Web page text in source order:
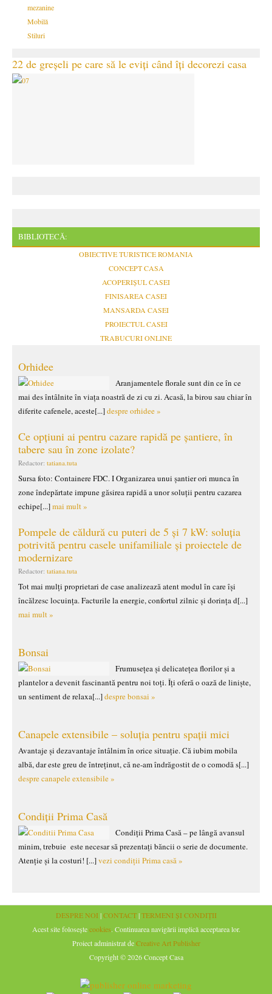
mezanine
Mobilă
Stiluri
22 de greșeli pe care să le eviți când îți decorezi casa
BIBLIOTECĂ:
OBIECTIVE TURISTICE ROMANIA
CONCEPT CASA
ACOPERIȘUL CASEI
FINISAREA CASEI
MANSARDA CASEI
PROIECTUL CASEI
TRABUCURI ONLINE
Orhidee
Aranjamentele florale sunt din ce în ce
mai des întâlnite în viața noastră de zi cu zi. Acasă, la birou sau chiar în
diferite cafenele, aceste[...]despre orhidee »
Ce opțiuni ai pentru cazare rapidă pe șantiere, în
tabere sau în zone izolate?
Redactor: tatiana.tuta
Sursa foto: Containere FDC. I Organizarea unui șantier ori munca în
zone îndepărtate impune găsirea rapidă a unor soluții pentru cazarea
echipe[...]mai mult »
Pompele de căldură cu puteri de 5 și 7 kW: soluția
potrivită pentru casele unifamiliale și proiectele de
modernizare
Redactor: tatiana.tuta
Tot mai mulți proprietari de case analizează atent modul în care își
încălzesc locuința. Facturile la energie, confortul zilnic și dorința d[...]
mai mult »
Bonsai
Frumusețea și delicatețea florilor și a
plantelor a devenit fascinantă pentru noi toți. Îți oferă o oază de liniște,
un sentiment de relaxa[...]despre bonsai »
Canapele extensibile – soluția pentru spații mici
Avantaje și dezavantaje întâlnim în orice situație. Că iubim mobila
albă, dar este greu de întreținut, că ne-am îndrăgostit de o comodă s[...]
despre canapele extensibile »
Condiții Prima Casă
Condiții Prima Casă – pe lângă avansul
minim, trebuie este necesar să prezentați băncii o serie de documente.
Atenție și la costuri! [...]vezi condiții Prima casă »
DESPRE NOI |CONTACT|TERMENI ȘI CONDIȚII
Acest site foloseștecookies. Continuarea navigării implică acceptarea lor.
Proiect administrat deCreative Art Publisher
Copyright © 2026 Concept Casa